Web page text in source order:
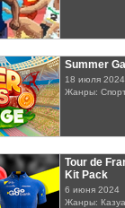
Summer
18 июля 2024
Жанры:
Tour de
Kit Pack
6 июня 2024
Жанры: